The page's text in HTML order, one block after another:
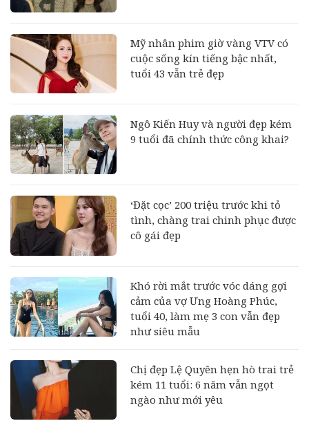
Mỹ nhân phim giờ vàng VTV có
cuộc sống kín tiếng bậc nhất,
tuổi 43 vẫn trẻ đẹp
Ngô Kiến Huy và người đẹp kém
9 tuổi đã chính thức công khai?
‘Đặt cọc’ 200 triệu trước khi tỏ
tình, chàng trai chinh phục được
cô gái đẹp
Khó rời mắt trước vóc dáng gợi
cảm của vợ Ưng Hoàng Phúc,
tuổi 40, làm mẹ 3 con vẫn đẹp
như siêu mẫu
Chị đẹp Lệ Quyên hẹn hò trai trẻ
kém 11 tuổi: 6 năm vẫn ngọt
ngào như mới yêu